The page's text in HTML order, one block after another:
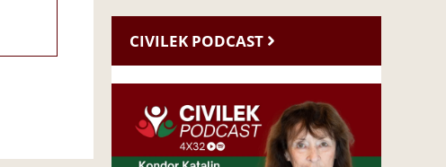
CIVILEK PODCAST